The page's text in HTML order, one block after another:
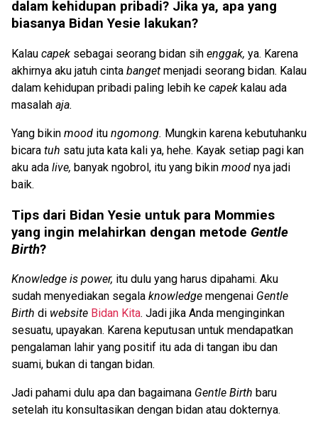
dalam kehidupan pribadi? Jika ya, apa yang
biasanya Bidan Yesie lakukan?
Kalau capek sebagai seorang bidan sih enggak, ya. Karena
akhirnya aku jatuh cinta banget menjadi seorang bidan. Kalau
dalam kehidupan pribadi paling lebih ke capek kalau ada
masalah aja.
Yang bikin mood itu ngomong. Mungkin karena kebutuhanku
bicara tuh satu juta kata kali ya, hehe. Kayak setiap pagi kan
aku ada live, banyak ngobrol, itu yang bikin mood nya jadi
baik.
Tips dari Bidan Yesie untuk para Mommies
yang ingin melahirkan dengan metode Gentle
Birth?
Knowledge is power, itu dulu yang harus dipahami. Aku
sudah menyediakan segala knowledge mengenai Gentle
Birth di website Bidan Kita. Jadi jika Anda menginginkan
sesuatu, upayakan. Karena keputusan untuk mendapatkan
pengalaman lahir yang positif itu ada di tangan ibu dan
suami, bukan di tangan bidan.
Jadi pahami dulu apa dan bagaimana Gentle Birth baru
setelah itu konsultasikan dengan bidan atau dokternya.